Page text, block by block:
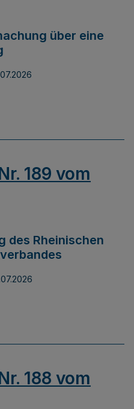
über eine
189 vom
des Rheinischen
188 vom